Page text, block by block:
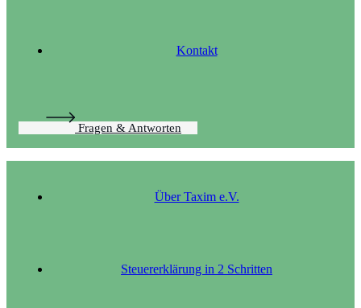
Kontakt
Fragen & Antworten
Über Taxim e.V.
Steuererklärung in 2 Schritten